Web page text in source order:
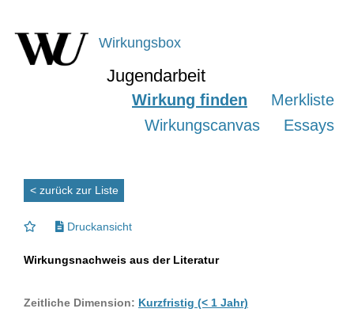
Wirkungsbox
Jugendarbeit
Wirkung finden
Merkliste
Wirkungscanvas
Essays
< zurück zur Liste
Druckansicht
Wirkungsnachweis aus der Literatur
Zeitliche Dimension: Kurzfristig (< 1 Jahr)